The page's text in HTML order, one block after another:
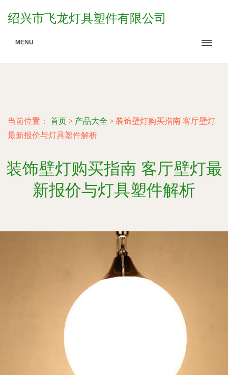
绍兴市飞龙灯具塑件有限公司
MENU
当前位置： 首页 > 产品大全 > 装饰壁灯购买指南 客厅壁灯
最新报价与灯具塑件解析
装饰壁灯购买指南 客厅壁灯最
新报价与灯具塑件解析